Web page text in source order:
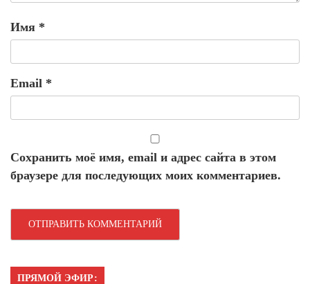
Имя *
Email *
Сохранить моё имя, email и адрес сайта в этом
браузере для последующих моих комментариев.
ПРЯМОЙ ЭФИР: